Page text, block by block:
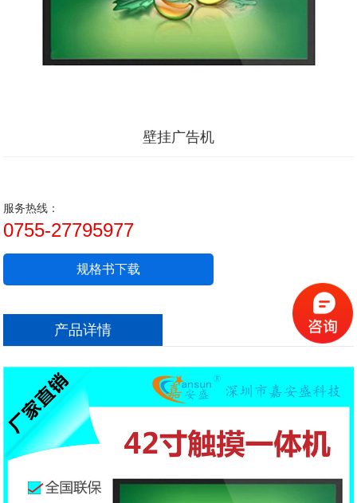
壁挂广告机
服务热线：
0755-27795977
规格书下载
产品详情